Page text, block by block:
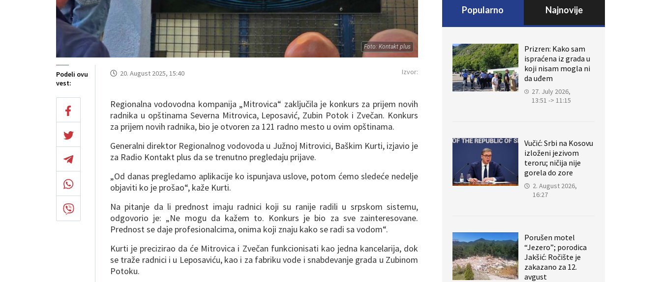
Foto: Kontakt plus
Podeli ovu
vest:
20. August 2025, 15:40 Izvor:
Regionalna vodovodna kompanija „Mitrovica“ zaključila je konkurs za prijem novih
radnika u opštinama Severna Mitrovica, Leposavić, Zubin Potok i Zvečan. Konkurs
za prijem novih radnika, bio je otvoren za 121 radno mesto u ovim opštinama.
Generalni direktor Regionalnog vodovoda u Južnoj Mitrovici, Baškim Kurti, izjavio je
za Radio Kontakt plus da se trenutno pregledaju prijave.
„Od danas pregledamo aplikacije ko ispunjava uslove, potom ćemo sledeće nedelje
objaviti ko je prošao“, kaže Kurti.
Na pitanje da li prednost imaju radnici koji su ranije radili u srpskom sistemu,
odgovorio je: „Ne mogu da kažem to. Konkurs je bio za sve zainteresovane.
Prednost se daje profesionalcima, onima koji znaju kako se radi sa vodom“.
Kurti je precizirao da će Mitrovica i Zvečan funkcionisati kao jedna kancelarija, dok
se traže radnici i u Leposaviću, kao i za fabriku vode i snabdevanje grada u Zubinom
Potoku.
Popularno Najnovije
Prizren: Kako sam
ispraćena iz grada u
koji nisam mogla ni
da uđem
27. July 2026,
13:51 -> 11:15
Vučić: Srbi na Kosovu
izloženi jezivom
teroru; ničija nije
gorela do zore
2. August 2026,
16:27
Porušen motel
“Jezero”; porodica
Jakšić: Ročište je
zakazano za 12.
avgust